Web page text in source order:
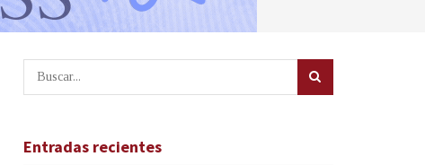
Entradas recientes